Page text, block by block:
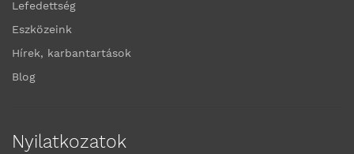
Lefedettség
Eszközeink
Hírek, karbantartások
Blog
Nyilatkozatok